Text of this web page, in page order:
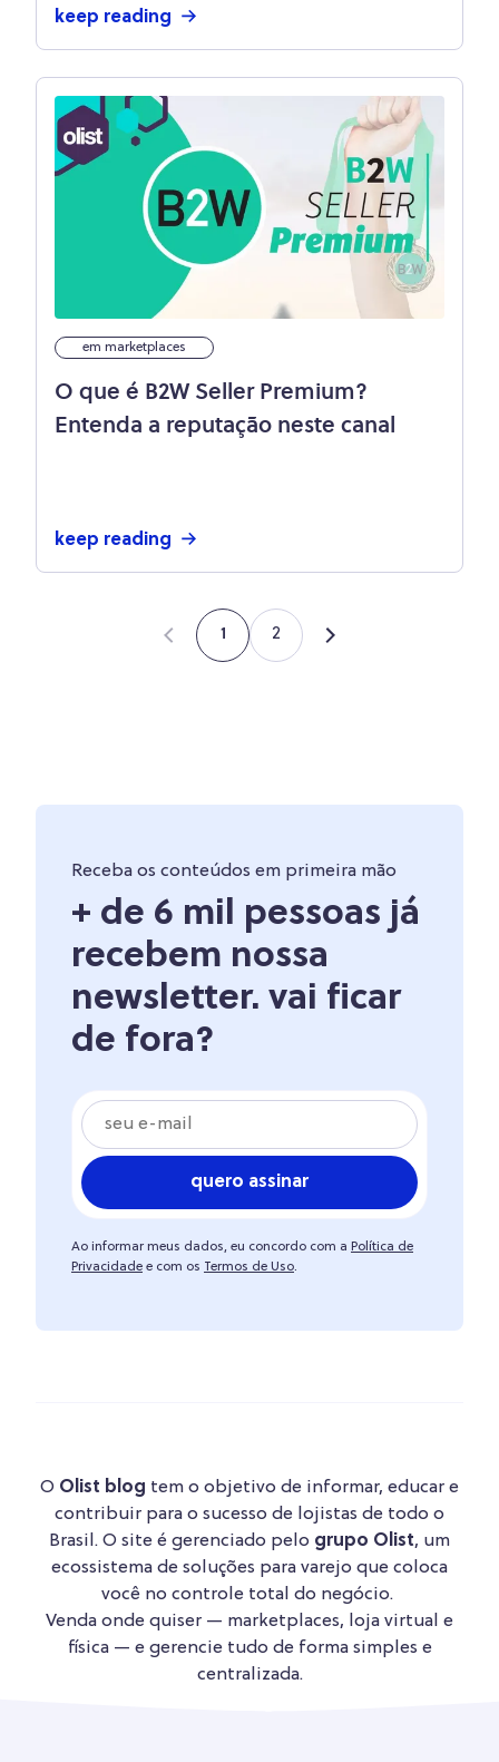
keep reading
em marketplaces
O que é B2W Seller Premium?
Entenda a reputação neste canal
keep reading
1 2
Receba os conteúdos em primeira mão
+ de 6 mil pessoas já
recebem nossa
newsletter. vai ficar
de fora?
quero assinar
Ao informar meus dados, eu concordo com a Política de
Privacidade e com os Termos de Uso.
O Olist blog tem o objetivo de informar, educar e
contribuir para o sucesso de lojistas de todo o
Brasil. O site é gerenciado pelo grupo Olist, um
ecossistema de soluções para varejo que coloca
você no controle total do negócio.
Venda onde quiser — marketplaces, loja virtual e
física — e gerencie tudo de forma simples e
centralizada.